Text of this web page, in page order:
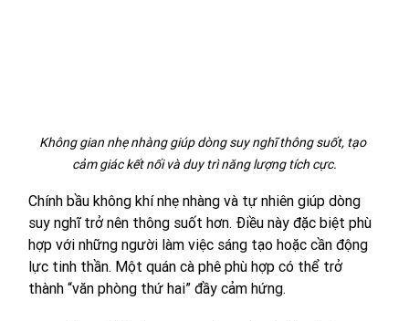
Không gian nhẹ nhàng giúp dòng suy nghĩ thông suốt, tạo
cảm giác kết nối và duy trì năng lượng tích cực.
Chính bầu không khí nhẹ nhàng và tự nhiên giúp dòng
suy nghĩ trở nên thông suốt hơn. Điều này đặc biệt phù
hợp với những người làm việc sáng tạo hoặc cần động
lực tinh thần. Một quán cà phê phù hợp có thể trở
thành “văn phòng thứ hai” đầy cảm hứng.